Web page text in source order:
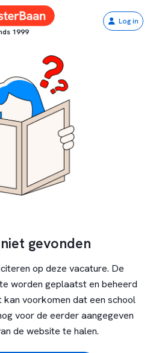
1999
Log in
gevonden
op deze vacature. De
worden geplaatst en beheerd
voorkomen dat een school
voor de eerder aangegeven
de website te halen.